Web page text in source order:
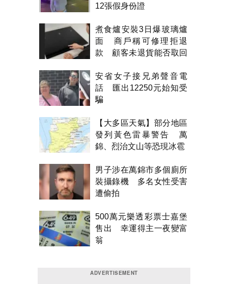
12張假身份證
煮食爐安裝3日爆玻璃爐
面 商戶稱可修理拒退
款 顧客未退貨能否取回
安省女子接兄弟聲音電
話 匯出12250元始知受
騙
【大多區天氣】部分地區
發列黃色雷暴警告 萬
錦、烈治文山等恐現冰雹
男子涉在萬錦市多個廁所
裝攝錄機 多名女性受害
遭偷拍
500萬元樂透彩票士嘉堡
售出 幸運得主一夜變富
翁